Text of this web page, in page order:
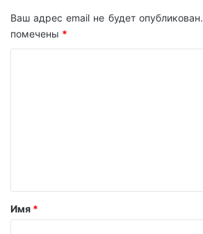
Ваш адрес email не будет опубликован.
помечены *
а
Имя *